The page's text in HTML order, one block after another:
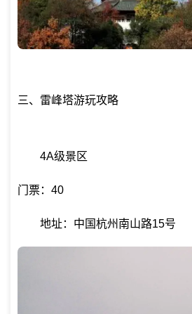
三、雷峰塔游玩攻略
4A级景区
门票：40
地址：中国杭州南山路15号